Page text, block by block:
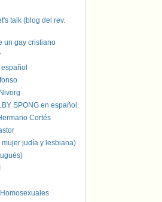
talk (blog del rev.
un gay cristiano
SPONG en español
Cortés
judía y lesbiana)